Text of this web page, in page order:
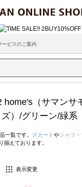
ビスのご案内
home's（サマンサ
ズ）/グリーン/緑系
一覧です。 スカート やシャツ・
揃えております。
表示変更